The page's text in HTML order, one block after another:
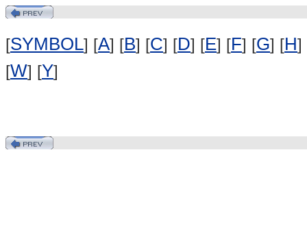
[SYMBOL] [A] [B] [C] [D] [E] [F] [G] [H]
[W] [Y]